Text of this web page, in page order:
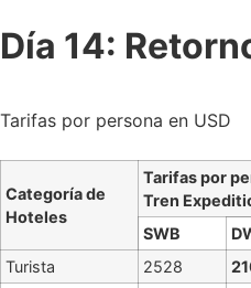
Día 14:
Tarifas por persona en USD
Categoría de
Hoteles
Tarifas por
Tren
SWB
Turista
2528